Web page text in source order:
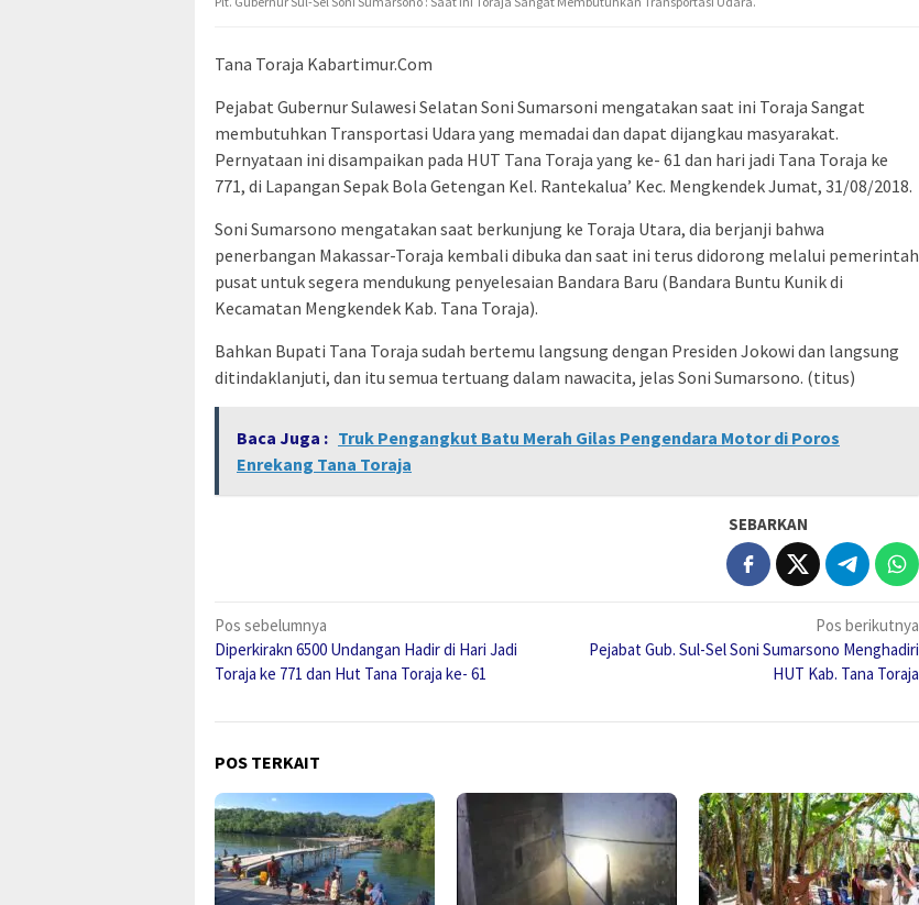
Tana Toraja Kabartimur.Com
Pejabat Gubernur Sulawesi Selatan Soni Sumarsoni mengatakan saat ini Toraja Sangat
membutuhkan Transportasi Udara yang memadai dan dapat dijangkau masyarakat.
Pernyataan ini disampaikan pada HUT Tana Toraja yang ke- 61 dan hari jadi Tana Toraja ke
771, di Lapangan Sepak Bola Getengan Kel. Rantekalua’ Kec. Mengkendek Jumat, 31/08/2018.
Soni Sumarsono mengatakan saat berkunjung ke Toraja Utara, dia berjanji bahwa
penerbangan Makassar-Toraja kembali dibuka dan saat ini terus didorong melalui pemerintah
pusat untuk segera mendukung penyelesaian Bandara Baru (Bandara Buntu Kunik di
Kecamatan Mengkendek Kab. Tana Toraja).
Bahkan Bupati Tana Toraja sudah bertemu langsung dengan Presiden Jokowi dan langsung
ditindaklanjuti, dan itu semua tertuang dalam nawacita, jelas Soni Sumarsono. (titus)
Baca Juga : Truk Pengangkut Batu Merah Gilas Pengendara Motor di Poros
Enrekang Tana Toraja
SEBARKAN
Navigasi
pos
Pos sebelumnya
Diperkirakn 6500 Undangan Hadir di Hari Jadi
Toraja ke 771 dan Hut Tana Toraja ke- 61
Pos berikutnya
Pejabat Gub. Sul-Sel Soni Sumarsono Menghadiri
HUT Kab. Tana Toraja
POS TERKAIT